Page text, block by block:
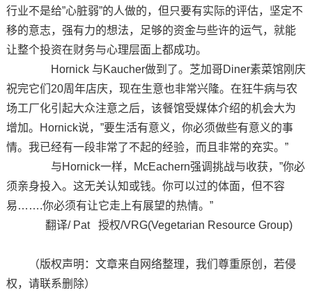
行业不是给”心脏弱”的人做的，但只要有实际的评估，坚定不
移的意志，强有力的想法，足够的资金与些许的运气，就能
让整个投资在财务与心理层面上都成功。
Hornick 与Kaucher做到了。芝加哥Diner素菜馆刚庆
祝完它们20周年店庆，现在生意也非常兴隆。在狂牛病与农
场工厂化引起大众注意之后，该餐馆受媒体介绍的机会大为
增加。Hornick说，”要生活有意义，你必须做些有意义的事
情。我已经有一段非常了不起的经验，而且非常的充实。”
与Hornick一样，McEachern强调挑战与收获，”你必
须亲身投入。这无关认知或钱。你可以过的体面，但不容
易…….你必须有让它走上有展望的热情。”
翻译/ Pat 授权/VRG(Vegetarian Resource Group)
（版权声明：文章来自网络整理，我们尊重原创，若侵
权，请联系删除）